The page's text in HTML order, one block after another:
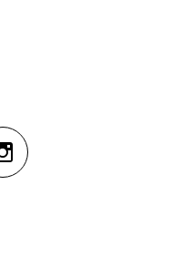
INSTAGRAM